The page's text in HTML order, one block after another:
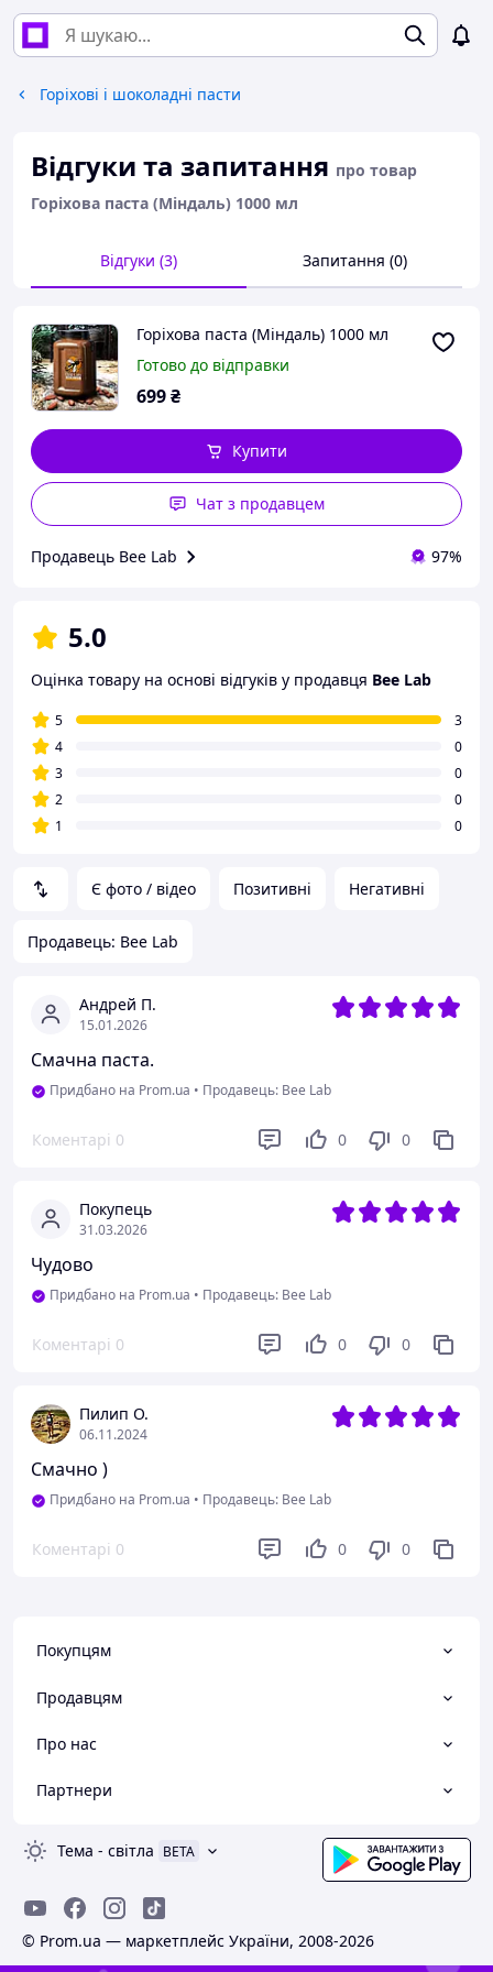
Горіхові і шоколадні пасти
Відгуки та запитання про товар
Горіхова паста (Міндаль) 1000 мл
Відгуки (3) Запитання (0)
Є фото / відео Позитивні Негативні
Продавець: Bee Lab
Андрей П.
15.01.2026
Смачна паста.
Придбано на Prom.ua • Продавець: Bee Lab
Коментарі 0 0 0
Покупець
31.03.2026
Чудово
Придбано на Prom.ua • Продавець: Bee Lab
Коментарі 0 0 0
Пилип О.
06.11.2024
Смачно )
Придбано на Prom.ua • Продавець: Bee Lab
Коментарі 0 0 0
Горіхова паста (Міндаль) 1000 мл
Готово до відправки
699₴
Купити
Чат з продавцем
Продавець Bee Lab 97%
5.0
Оцінка товару на основі відгуків у продавця Bee Lab
5
3
4
0
3
0
2
0
1
0
Покупцям
Продавцям
Про нас
Партнери
Тема - світла BETA
© Prom.ua — маркетплейс України, 2008-2026